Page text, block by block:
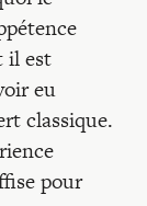
il est
eu
classique.
pour